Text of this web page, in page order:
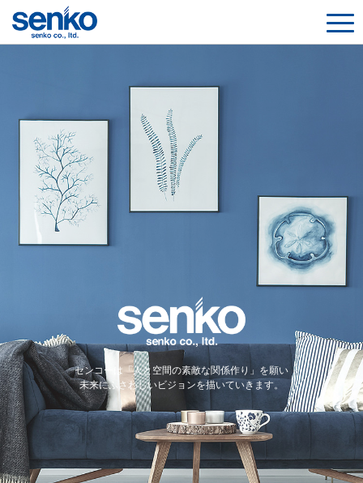
センコーは「人と空間の素敵な関係作り」を願い
未来にふさわしいビジョンを描いていきます。